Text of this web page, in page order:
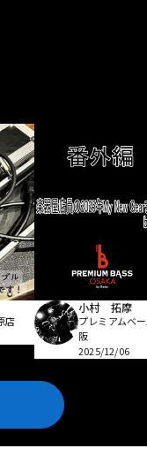
店
小村 拓摩
プレミアムベ
阪
2025/12/06